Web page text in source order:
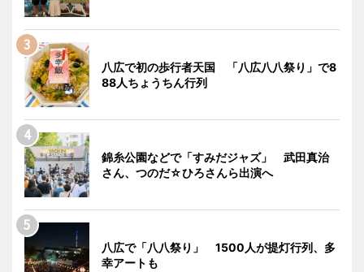
八広で初の歩行者天国 「八広八八祭り」で8
88人ちょうちん行列
錦糸公園などで「すみだジャズ」 武田真治
さん、つのだ☆ひろさんら出演へ
八広で「八八祭り」 1500人が提灯行列、多
幸アートも